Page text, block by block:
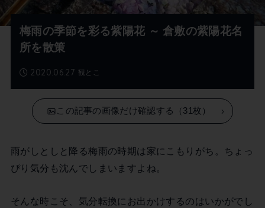
観とこ
2020.06.27
梅雨の季節を彩る紫陽花 ～ 倉敷の紫陽花名
所を散策
この記事の画像だけ確認する（31枚）
雨がしとしと降る梅雨の時期は家にこもりがち。ちょっ
ぴり気分も沈んでしまいますよね。
そんな時こそ、気分転換にお出かけするのはいかがでし